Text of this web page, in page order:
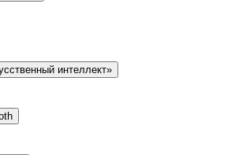
интеллект»